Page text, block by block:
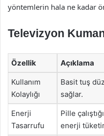
yöntemlerin hala ne kadar
Televizyon
Özellik Açıklama
Kullanım
Kolaylığı
Basit tuş
sağlar.
Enerji
Tasarrufu
Pille
enerji